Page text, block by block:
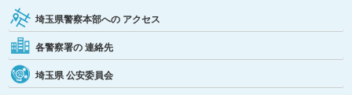
埼玉県警察本部への アクセス
各警察署の 連絡先
埼玉県 公安委員会